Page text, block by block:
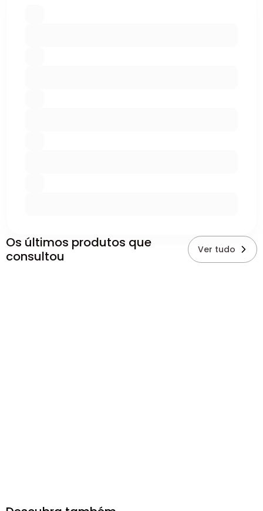
Os últimos produtos que
consultou
Ver tudo